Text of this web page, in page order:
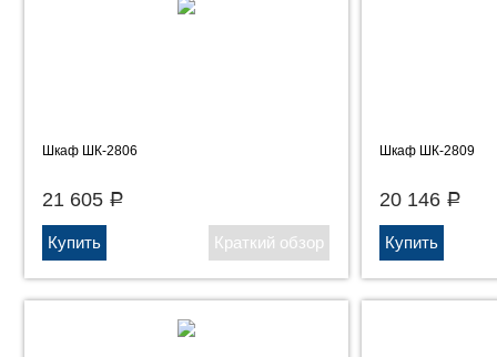
Шкаф ШК-2806
21 605 Р
Шкаф ШК-2809
20 146 Р